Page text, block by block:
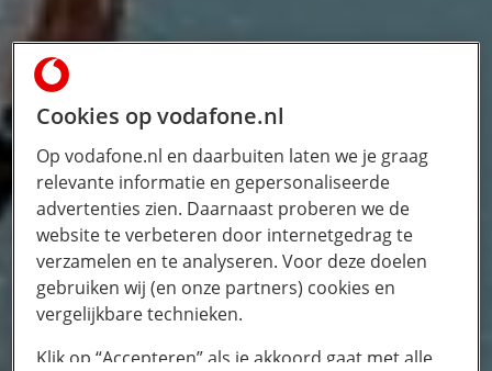
Cookies op vodafone.nl
Op vodafone.nl en daarbuiten laten we je graag
relevante informatie en gepersonaliseerde
advertenties zien. Daarnaast proberen we de
website te verbeteren door internetgedrag te
verzamelen en te analyseren. Voor deze doelen
gebruiken wij (en onze partners) cookies en
vergelijkbare technieken.
Klik op “Accepteren” als je akkoord gaat met alle